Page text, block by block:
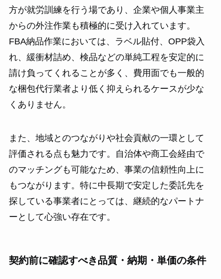
方が就労訓練を行う場であり、企業や個人事業主
からの外注作業も積極的に受け入れています。
FBA納品作業においては、ラベル貼付、OPP袋入
れ、緩衝材詰め、検品などの単純工程を安定的に
請け負ってくれることが多く、費用面でも一般的
な梱包代行業者より低く抑えられるケースが少な
くありません。
また、地域とのつながりや社会貢献の一環として
評価される点も魅力です。自治体や商工会経由で
のマッチングも可能なため、事業の信頼性向上に
もつながります。特に中長期で安定した委託先を
探している事業者にとっては、継続的なパートナ
ーとして心強い存在です。
契約前に確認すべき品質・納期・単価の条件